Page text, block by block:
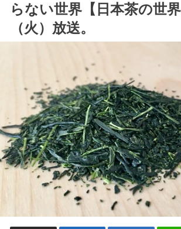
らない世界【日本茶の世
（火）放送。